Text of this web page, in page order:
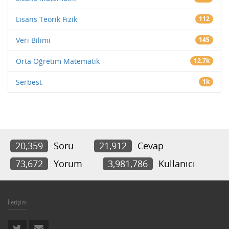
Lisans Teorik Fizik 112
Veri Bilimi 145
Orta Öğretim Matematik 12.7k
Serbest 1k
20,359 Soru 21,912
Cevap
73,672
Yorum 3,981,786 Kullanıcı
İletişim